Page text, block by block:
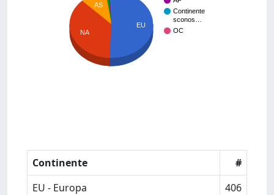
Continente
sconos…
OC
AS
NA
EU
Continente
#
EU - Europa
406